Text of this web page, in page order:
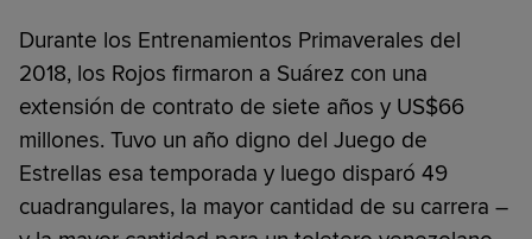
Durante los Entrenamientos Primaverales del
2018, los Rojos firmaron a Suárez con una
extensión de contrato de siete años y US$66
millones. Tuvo un año digno del Juego de
Estrellas esa temporada y luego disparó 49
cuadrangulares, la mayor cantidad de su carrera –